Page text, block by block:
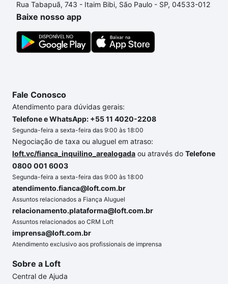
o imóvel dos seus sonhos com segurança e
conforto. Loft, com você até as chaves.
Rua Tabapuã, 743 - Itaim Bibi, São Paulo - SP, 04533-012
Baixe nosso app
Fale Conosco
Atendimento para dúvidas gerais:
Telefone e WhatsApp: +55 11 4020-2208
Segunda-feira a sexta-feira das 9:00 às 18:00
Negociação de taxa ou aluguel em atraso:
loft.vc/fianca_inquilino_arealogada ou através do Telefone
0800 001 6003
Segunda-feira a sexta-feira das 9:00 às 18:00
atendimento.fianca@loft.com.br
Assuntos relacionados a Fiança Aluguel
relacionamento.plataforma@loft.com.br
Assuntos relacionados ao CRM Loft
imprensa@loft.com.br
Atendimento exclusivo aos profissionais de imprensa
Sobre a Loft
Central de Ajuda